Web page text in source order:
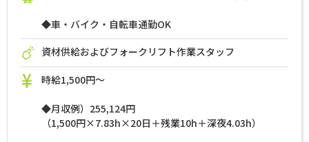
◆車・バイク・自転車通勤OK
資材供給およびフォークリフト作業スタッフ
時給1,500円～
◆月収例）255,124円
（1,500円×7.83h×20日＋残業10h＋深夜4.03h）